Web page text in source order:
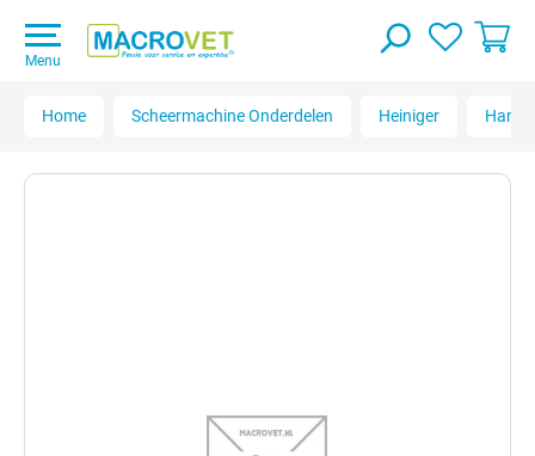
Menu
Home Scheermachine Onderdelen Heiniger